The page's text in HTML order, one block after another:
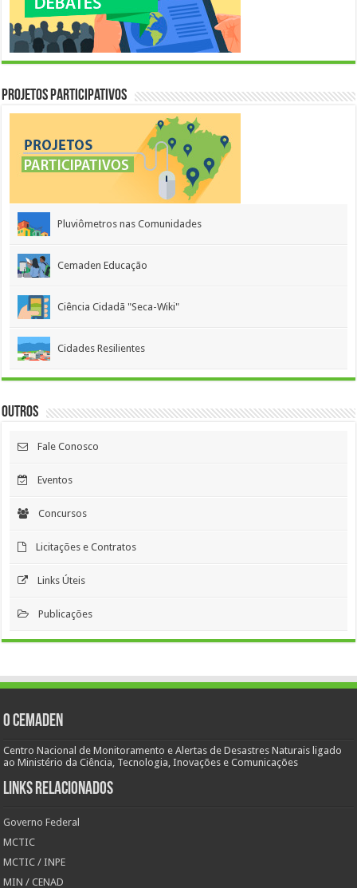
Projetos Participativos
Pluviômetros nas Comunidades
Cemaden Educação
Ciência Cidadã "Seca-Wiki"
Cidades Resilientes
Outros
Fale Conosco
Eventos
Concursos
Licitações e Contratos
Links Úteis
Publicações
O Cemaden
Centro Nacional de Monitoramento e Alertas de Desastres Naturais ligado
ao Ministério da Ciência, Tecnologia, Inovações e Comunicações
Links Relacionados
Governo Federal
MCTIC
MCTIC / INPE
MIN / CENAD